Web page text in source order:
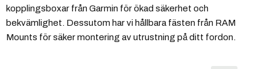
kopplingsboxar från Garmin för ökad säkerhet och
bekvämlighet. Dessutom har vi hållbara fästen från RAM
Mounts för säker montering av utrustning på ditt fordon.